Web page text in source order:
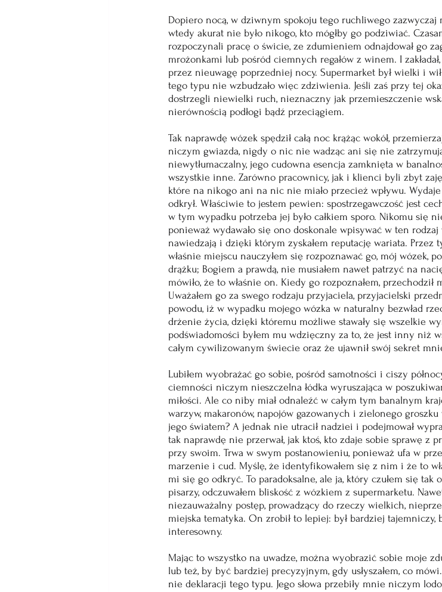
Dopiero nocą, w dziwnym spokoju tego ruchliwego zazwyczaj
wtedy akurat nie było nikogo, kto mógłby go podziwiać.
rozpoczynali pracę o świcie, ze zdumieniem odnajdował go
mrożonkami lub pośród ciemnych regałów z winem. I
przez nieuwagę poprzedniej nocy. Supermarket był wielki i
tego typu nie wzbudzało więc zdziwienia. Jeśli zaś przy tej
dostrzegli niewielki ruch, nieznaczny jak przemieszczenie
nierównością podłogi bądź przeciągiem.
Tak naprawdę wózek spędził całą noc krążąc wokół,
niczym gwiazda, nigdy o nic nie wadząc ani się nie
niewytłumaczalny, jego cudowna esencja zamknięta w
wszystkie inne. Zarówno pracownicy, jak i klienci byli zbyt
które na nikogo ani na nic nie miało przecież wpływu.
odkrył. Właściwie to jestem pewien: spostrzegawczość jest
w tym wypadku potrzeba jej było całkiem sporo. Nikomu się
ponieważ wydawało się ono doskonale wpisywać w ten rodzaj
nawiedzają i dzięki którym zyskałem reputację wariata.
właśnie miejscu nauczyłem się rozpoznawać go, mój wózek,
drążku; Bogiem a prawdą, nie musiałem nawet patrzyć na
mówiło, że to właśnie on. Kiedy go rozpoznałem, przechodził
Uważałem go za swego rodzaju przyjaciela, przyjacielski
powodu, iż w wypadku mojego wózka w naturalny bezwład
drżenie życia, dzięki któremu możliwe stawały się wszelkie
podświadomości byłem mu wdzięczny za to, że jest inny niż
całym cywilizowanym świecie oraz że ujawnił swój sekret
Lubiłem wyobrażać go sobie, pośród samotności i ciszy
ciemności niczym nieszczelna łódka wyruszająca w
miłości. Ale co niby miał odnaleźć w całym tym banalnym
warzyw, makaronów, napojów gazowanych i zielonego groszku
jego światem? A jednak nie utracił nadziei i podejmował
tak naprawdę nie przerwał, jak ktoś, kto zdaje sobie sprawę z
przy swoim. Trwa w swym postanowieniu, ponieważ ufa w
marzenie i cud. Myślę, że identyfikowałem się z nim i że to
mi się go odkryć. To paradoksalne, ale ja, który czułem się
pisarzy, odczuwałem bliskość z wózkiem z supermarketu.
niezauważalny postęp, prowadzący do rzeczy wielkich,
miejska tematyka. On zrobił to lepiej: był bardziej
interesowny.
Mając to wszystko na uwadze, można wyobrazić sobie moje
lub też, by być bardziej precyzyjnym, gdy usłyszałem, co
nie deklaracji tego typu. Jego słowa przebiły mnie niczym